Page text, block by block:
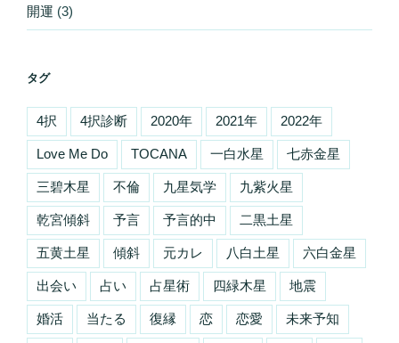
開運 (3)
タグ
4択 4択診断 2020年 2021年 2022年
Love Me Do TOCANA 一白水星 七赤金星
三碧木星 不倫 九星気学 九紫火星
乾宮傾斜 予言 予言的中 二黒土星
五黄土星 傾斜 元カレ 八白土星 六白金星
出会い 占い 占星術 四緑木星 地震
婚活 当たる 復縁 恋 恋愛 未来予知